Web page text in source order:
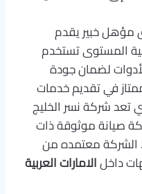
مؤهل خبير يقدم
المستوى تستخدم
لضمان جودة
في تقديم خدمات
تعد شركة نسر الخليج
صيانة موثوقة ذات
معتمده من
داخلالامارات العربية